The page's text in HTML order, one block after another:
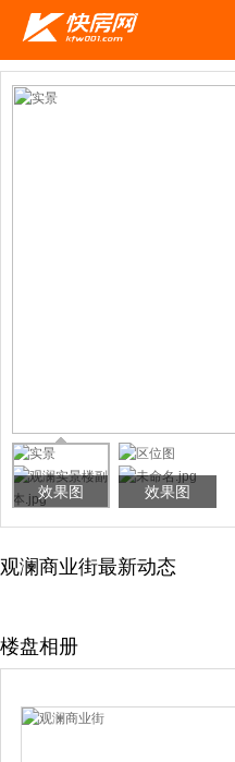
效果图 效果图
观澜商业街最新动态
楼盘相册